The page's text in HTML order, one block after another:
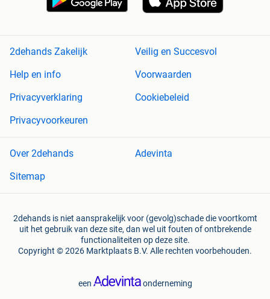
2dehands Zakelijk
Veilig en Succesvol
Help en info
Voorwaarden
Privacyverklaring
Cookiebeleid
Privacyvoorkeuren
Over 2dehands
Adevinta
Sitemap
2dehands is niet aansprakelijk voor (gevolg)schade die voortkomt
uit het gebruik van deze site, dan wel uit fouten of ontbrekende
functionaliteiten op deze site.
Copyright © 2026 Marktplaats B.V. Alle rechten voorbehouden.
een onderneming